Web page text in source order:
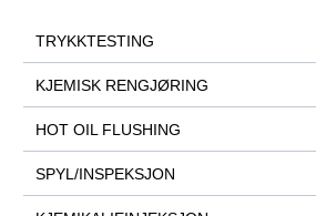
TRYKKTESTING
KJEMISK RENGJØRING
HOT OIL FLUSHING
SPYL/INSPEKSJON